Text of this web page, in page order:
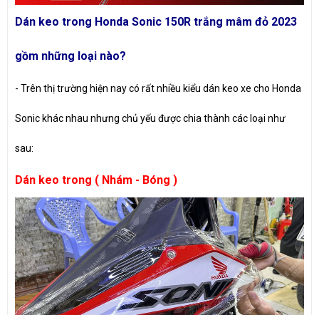
Dán keo trong Honda Sonic 150R trắng mâm đỏ 2023
gồm những loại nào?
- Trên thị trường hiện nay có rất nhiều kiểu dán keo xe cho Honda
Sonic khác nhau nhưng chủ yếu được chia thành các loại như
sau:
Dán keo trong ( Nhám - Bóng )